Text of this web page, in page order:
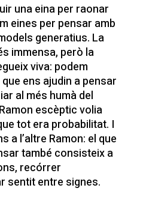
una eina per raonar
eines per pensar amb
generatius. La
immensa, però la
viva: podem
ens ajudin a pensar
al més humà del
escèptic volia
tot era probabilitat. I
a l’altre Ramon: el que
també consisteix a
recórrer
sentit entre signes.